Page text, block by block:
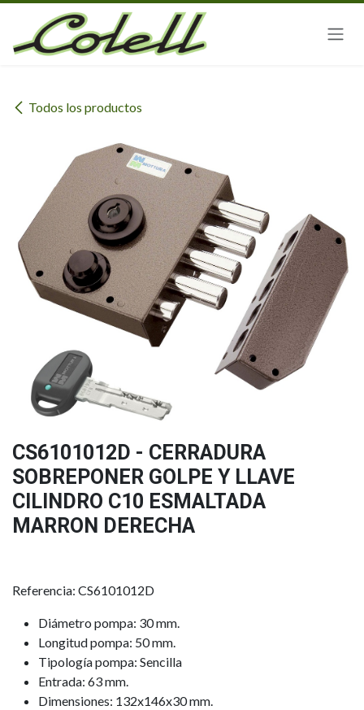
Ir al contenido
Todos los productos
CS6101012D - CERRADURA
SOBREPONER GOLPE Y LLAVE
CILINDRO C10 ESMALTADA
MARRON DERECHA
Referencia: CS6101012D
Diámetro pompa: 30 mm.
Longitud pompa: 50 mm.
Tipología pompa: Sencilla
Entrada: 63 mm.
Dimensiones: 132x146x30 mm.